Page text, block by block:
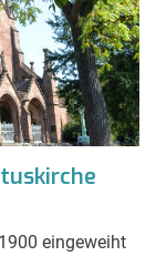
eingeweiht